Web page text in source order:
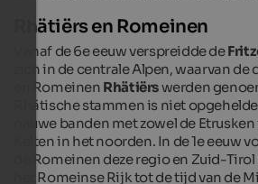
Rhätiërs en Romeinen
Vanaf de 6e eeuw verspreidde de
zich in de centrale Alpen, waarvan
en Romeinen Rhätiërswerden
Rhätische stammen is niet
nauwe banden met zowel de
Kelten in het noorden. In de 1e eeuw
de Romeinen deze regio en Zuid-
het Romeinse Rijk tot de tijd van de